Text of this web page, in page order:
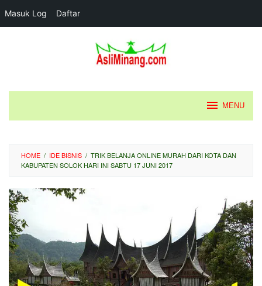
Masuk Log Daftar
MENU
HOME / IDE BISNIS / TRIK BELANJA ONLINE MURAH DARI KOTA DAN
KABUPATEN SOLOK HARI INI SABTU 17 JUNI 2017